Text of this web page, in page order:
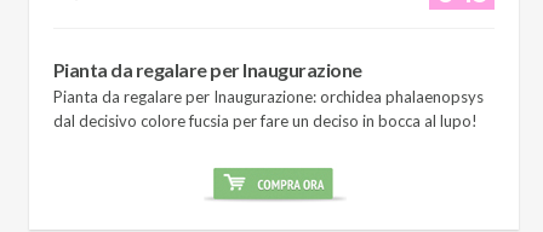
Pianta da regalare per Inaugurazione
Pianta da regalare per Inaugurazione: orchidea phalaenopsys
dal decisivo colore fucsia per fare un deciso in bocca al lupo!